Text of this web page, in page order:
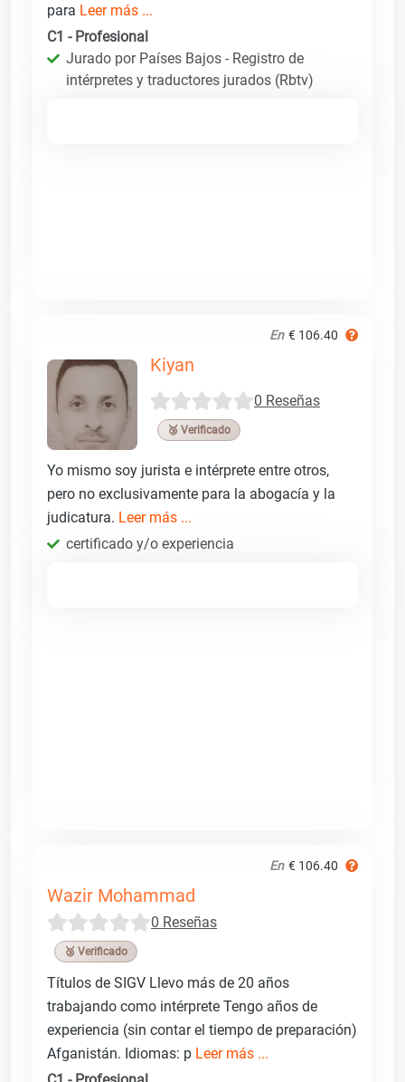
para Leer más ...
C1 - Profesional
Jurado por Países Bajos - Registro de
intérpretes y traductores jurados (Rbtv)
En € 106.40
Kiyan
0 Reseñas
🥉 Verificado
Yo mismo soy jurista e intérprete entre otros,
pero no exclusivamente para la abogacía y la
judicatura. Leer más ...
certificado y/o experiencia
En € 106.40
Wazir Mohammad
0 Reseñas
🥉 Verificado
Títulos de SIGV Llevo más de 20 años
trabajando como intérprete Tengo años de
experiencia (sin contar el tiempo de preparación)
Afganistán. Idiomas: p Leer más ...